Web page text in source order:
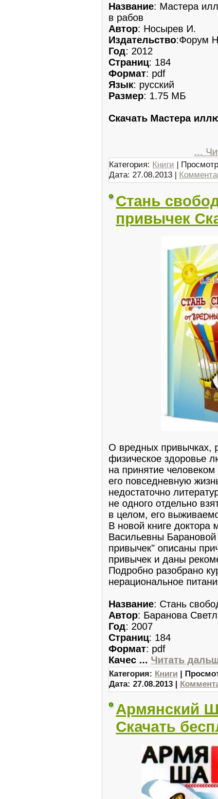
Название: Мастера
в рабов
Автор: Носырев И.
Издательство:Форум
Год: 2012
Страниц: 184
Формат: pdf
Язык: русский
Размер: 1.75 МБ
Скачать Мастера
...
Категория: Книги |
Дата: 27.08.2013 |
Стань
привычек
О вредных привычках,
физическое здоровье
на принятие
его повседневную
недостаточно
не одного отдельно
в целом, его
В новой книге доктора
Васильевны
привычек" описаны
привычек и даны
Подробно разобрано
нерациональное
Название: Стань
Автор: Баранова
Год: 2007
Страниц: 184
Формат: pdf
Качес ... Читать
Категория: Книги |
Дата: 27.08.2013 |
Армянский
Скачать